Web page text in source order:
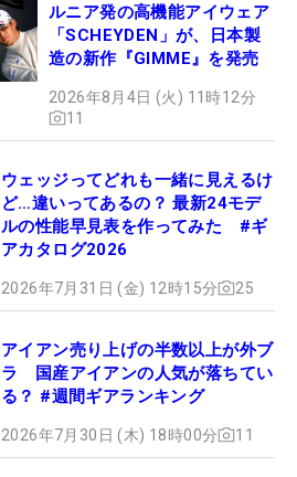
ルニア発の高機能アイウェア
「SCHEYDEN」が、日本製
造の新作『GIMME』を発売
2026年8月4日 (火) 11時12分
11
ウェッジってどれも一緒に見えるけ
ど…違いってあるの？ 最新24モデ
ルの性能早見表を作ってみた #ギ
アカタログ2026
2026年7月31日 (金) 12時15分 25
アイアン売り上げの半数以上が外ブ
ラ 国産アイアンの人気が落ちてい
る？ #週間ギアランキング
2026年7月30日 (木) 18時00分 11